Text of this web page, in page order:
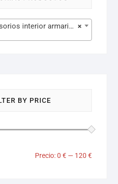
×
interior armario (35)
BY PRICE
Precio:0 € — 120 €